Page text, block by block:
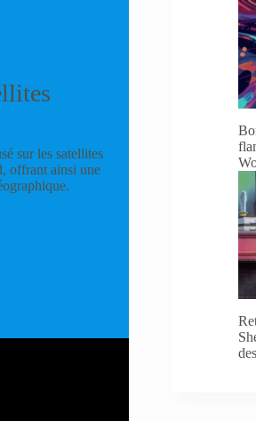
sur les satellites
offrant ainsi une